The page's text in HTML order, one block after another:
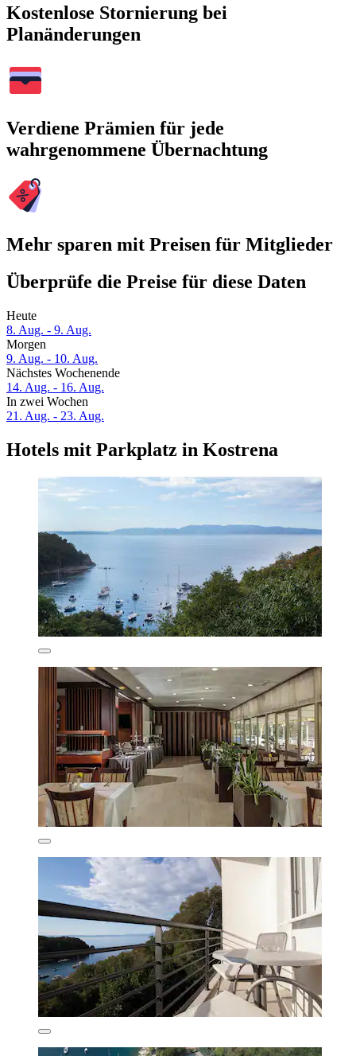
Kostenlose Stornierung bei
Planänderungen
Verdiene Prämien für jede
wahrgenommene Übernachtung
Mehr sparen mit Preisen für Mitglieder
Überprüfe die Preise für diese Daten
Heute
8. Aug. - 9. Aug.
Morgen
9. Aug. - 10. Aug.
Nächstes Wochenende
14. Aug. - 16. Aug.
In zwei Wochen
21. Aug. - 23. Aug.
Hotels mit Parkplatz in Kostrena